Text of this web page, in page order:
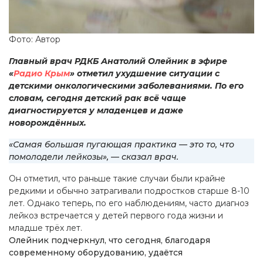
Фото: Автор
Главный врач РДКБ Анатолий Олейник в эфире
«Радио Крым» отметил ухудшение ситуации с
детскими онкологическими заболеваниями. По его
словам, сегодня детский рак всё чаще
диагностируется у младенцев и даже
новорождённых.
«Самая большая пугающая практика — это то, что
помолодели лейкозы», — сказал врач.
Он отметил, что раньше такие случаи были крайне
редкими и обычно затрагивали подростков старше 8-10
лет. Однако теперь, по его наблюдениям, часто диагноз
лейкоз встречается у детей первого года жизни и
младше трёх лет.
Олейник подчеркнул, что сегодня, благодаря
современному оборудованию, удаётся